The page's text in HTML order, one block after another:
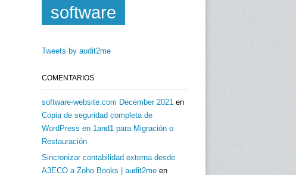
software
Tweets by audit2me
COMENTARIOS
software-website.com December 2021 en
Copia de seguridad completa de
WordPress en 1and1 para Migración o
Restauración
Sincronizar contabilidad externa desde
A3ECO a Zoho Books | audit2me en